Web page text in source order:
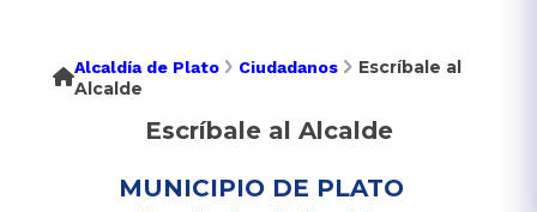
Alcaldía de Plato Ciudadanos
Escríbale al
Alcalde
Escríbale al Alcalde